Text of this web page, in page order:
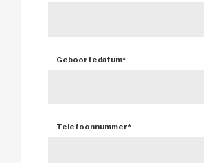
Geboortedatum*
Telefoonnummer*